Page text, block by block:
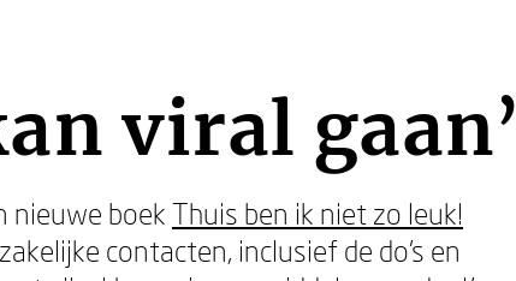
viral gaan’
nieuwe boek Thuis ben ik niet zo leuk!
contacten, inclusief de do's en